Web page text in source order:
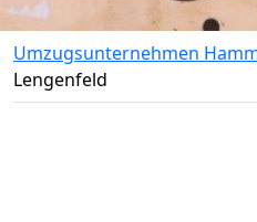
Umzugsunternehmen
Lengenfeld